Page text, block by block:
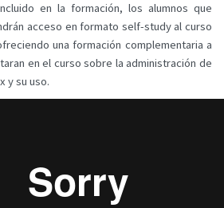
en la formación, los alumnos que
acceso en formato self-study al curso
una formación complementaria a
en el curso sobre la administración de
y su uso.